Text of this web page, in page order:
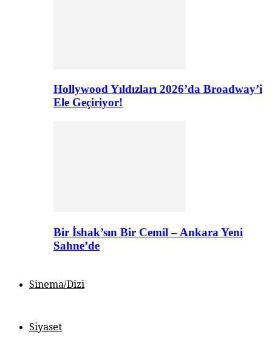
Hollywood Yıldızları 2026’da Broadway’i
Ele Geçiriyor!
Bir İshak’sın Bir Cemil – Ankara Yeni
Sahne’de
Sinema/Dizi
Siyaset